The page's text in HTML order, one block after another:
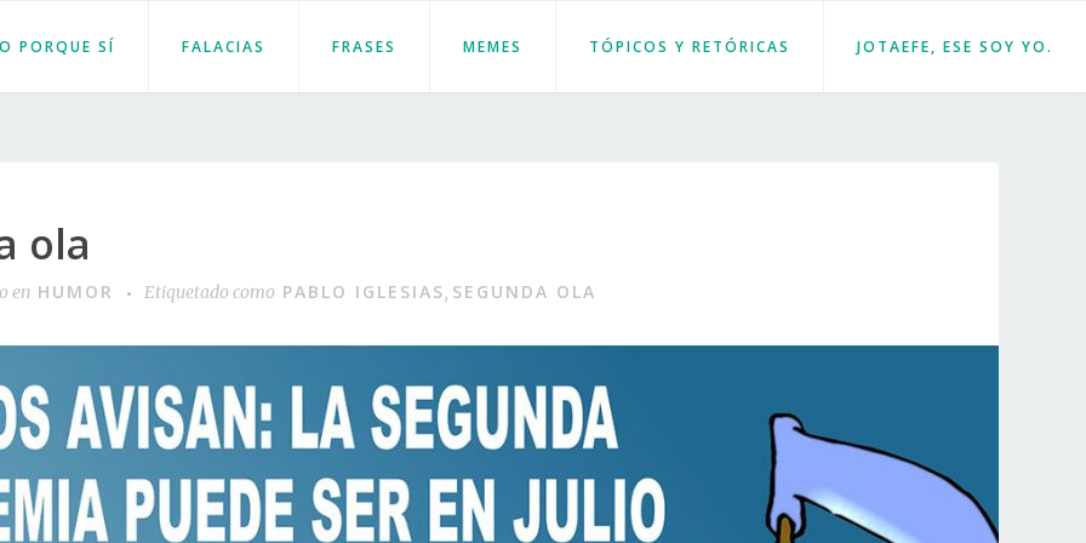
PORQUE SÍ FALACIAS FRASES MEMES TÓPICOS Y RETÓRICAS JOTAEFE, ESE SOY YO.
ola
en HUMOR Etiquetado como PABLO IGLESIAS, SEGUNDA OLA